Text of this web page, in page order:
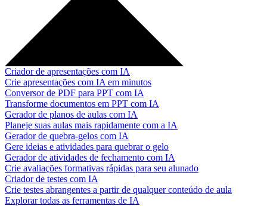
Criador de apresentações com IA
Crie apresentações com IA em minutos
Conversor de PDF para PPT com IA
Transforme documentos em PPT com IA
Gerador de planos de aulas com IA
Planeje suas aulas mais rapidamente com a IA
Gerador de quebra-gelos com IA
Gere ideias e atividades para quebrar o gelo
Gerador de atividades de fechamento com IA
Crie avaliações formativas rápidas para seu alunado
Criador de testes com IA
Crie testes abrangentes a partir de qualquer conteúdo de aula
Explorar todas as ferramentas de IA